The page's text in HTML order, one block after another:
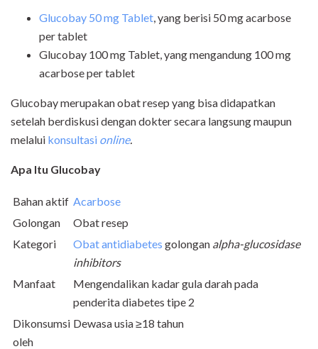
Glucobay 50 mg Tablet, yang berisi 50 mg acarbose
per tablet
Glucobay 100 mg Tablet, yang mengandung 100 mg
acarbose per tablet
Glucobay merupakan obat resep yang bisa didapatkan
setelah berdiskusi dengan dokter secara langsung maupun
melalui konsultasi online.
Apa Itu Glucobay
Bahan aktif Acarbose
Golongan
Obat resep
Kategori
Obat antidiabetes golongan alpha-glucosidase
inhibitors
Manfaat
Mengendalikan kadar gula darah pada
penderita diabetes tipe 2
Dikonsumsi
oleh
Dewasa usia ≥18 tahun